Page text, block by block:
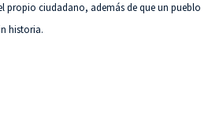
propio ciudadano, además de que un pueblo
historia.